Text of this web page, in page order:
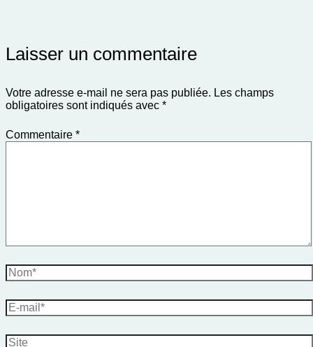
Laisser un commentaire
Votre adresse e-mail ne sera pas publiée. Les champs
obligatoires sont indiqués avec *
Commentaire *
Nom*
E-
mail*
Site